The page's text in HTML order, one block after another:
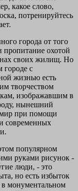
какое слово,
потренируйтесь
города от того
охотой
своих жилищ. Но
городе с
жизнью есть
творчеством
изображавшим в
нынешний
мир при помощи
современных
популярном
руками рисунок -
люди, - это
но есть избыток
в монументальном